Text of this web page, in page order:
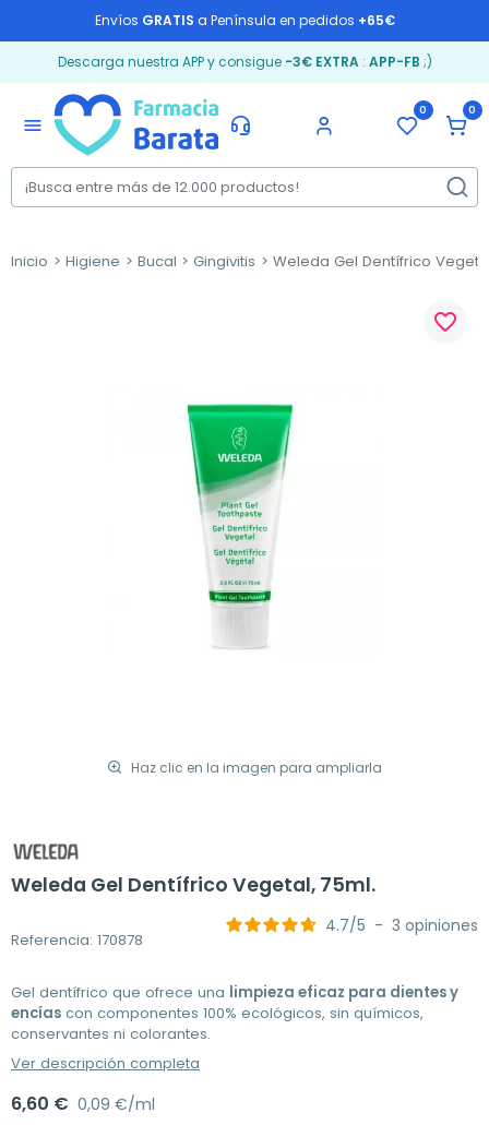
Envíos GRATIS a Península en pedidos +65€
Descarga nuestra APP y consigue -3€ EXTRA: APP-FB ;)
menu
0 0
Inicio Higiene Bucal Gingivitis Weleda Gel Dentífrico
Haz clic en la imagen para ampliarla
favorite_border
Weleda Gel Dentífrico Vegetal, 75ml.
Referencia: 170878
4.7/5 - 3 opiniones
Gel dentífrico que ofrece una limpieza eficaz para dientes y
encías con componentes 100% ecológicos, sin químicos,
conservantes ni colorantes.
Ver descripción completa
6,60 € 0,09 €/ml